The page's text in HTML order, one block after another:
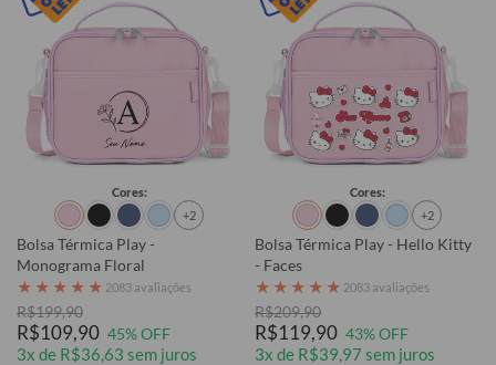
Cores:
+2
Bolsa Térmica Play -
Monograma Floral
★ ★ ★ ★ ★ 2083 avaliações
R$199,90
R$109,90 45% OFF
3x de R$36,63 sem juros
Cores:
+2
Bolsa Térmica Play - Hello Kitty
- Faces
★ ★ ★ ★ ★ 2083 avaliações
R$209,90
R$119,90 43% OFF
3x de R$39,97 sem juros